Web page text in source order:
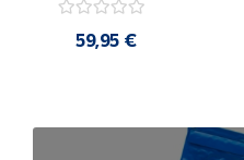
205112-CHOC
COMODAS
59,95 €